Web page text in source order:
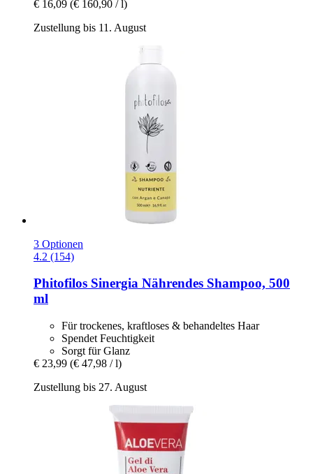
€ 16,09 (€ 160,90 / l)
Zustellung bis 11. August
3 Optionen
4.2 (154)
Phitofilos Sinergia Nährendes Shampoo, 500
ml
Für trockenes, kraftloses & behandeltes Haar
Spendet Feuchtigkeit
Sorgt für Glanz
€ 23,99 (€ 47,98 / l)
Zustellung bis 27. August